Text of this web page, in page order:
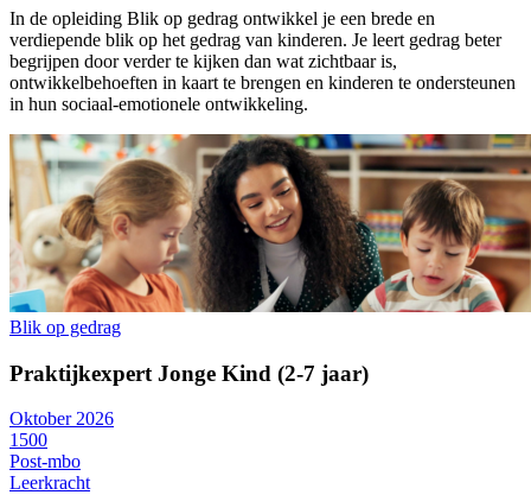
In de opleiding Blik op gedrag ontwikkel je een brede en
verdiepende blik op het gedrag van kinderen. Je leert gedrag beter
begrijpen door verder te kijken dan wat zichtbaar is,
ontwikkelbehoeften in kaart te brengen en kinderen te ondersteunen
in hun sociaal-emotionele ontwikkeling.
Blik op gedrag
Praktijkexpert Jonge Kind (2-7 jaar)
Oktober 2026
1500
Post-mbo
Leerkracht